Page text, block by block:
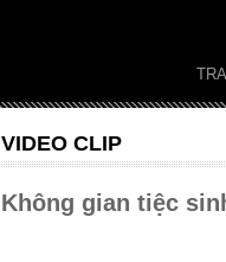
VIDEO CLIP
Không gian tiệc